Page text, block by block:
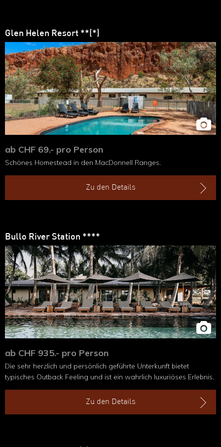
Glen Helen Resort **(*)
ab CHF 69.- pro Person
Schönes Homestead in den MacDonnell Ranges.
Zu den Details
Bullo River Station ****
ab CHF 935.- pro Person
Die sehr herzlich und persönlich geführte Unterkunft bietet
typisches Outback Feeling und ist ein wahrlich luxuriöses Erlebnis.
Zu den Details